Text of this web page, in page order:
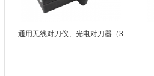
通用无线对刀仪、光电对刀器（3